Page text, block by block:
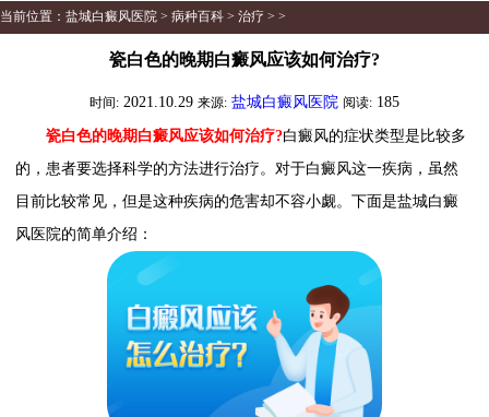
当前位置： 盐城白癜风医院 > 病种百科 > 治疗 > >
瓷白色的晚期白癜风应该如何治疗?
时间: 2021.10.29 来源: 盐城白癜风医院 阅读: 185
瓷白色的晚期白癜风应该如何治疗?白癜风的症状类型是比较多
的，患者要选择科学的方法进行治疗。对于白癜风这一疾病，虽然
目前比较常见，但是这种疾病的危害却不容小觑。下面是盐城白癜
风医院的简单介绍：